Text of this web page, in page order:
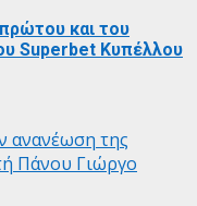
και του
Superbet Κυπέλλου
της
Πάνου Γιώργο